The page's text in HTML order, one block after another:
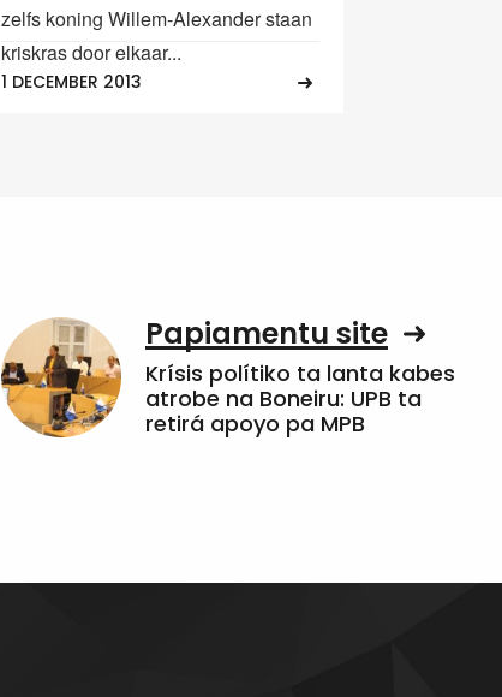
zelfs koning Willem-Alexander staan
kriskras door elkaar...
1 DECEMBER 2013
Papiamentu site
Krísis polítiko ta lanta kabes
atrobe na Boneiru: UPB ta
retirá apoyo pa MPB